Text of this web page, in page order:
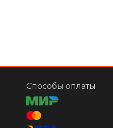
Способы оплаты